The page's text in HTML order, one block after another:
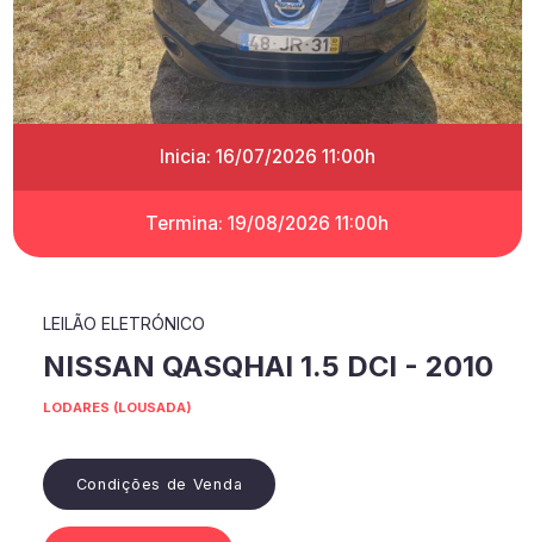
Inicia: 16/07/2026 11:00h
Termina: 19/08/2026 11:00h
LEILÃO ELETRÓNICO
NISSAN QASQHAI 1.5 DCI - 2010
LODARES (LOUSADA)
Condições de Venda